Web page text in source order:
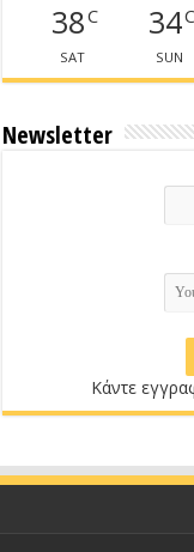
38C
SAT
34C
SUN
Newsletter
Κάντε